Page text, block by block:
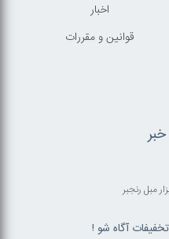
اخبار
قوانين و مقررات
مبل رنجبر
آگاه شو !